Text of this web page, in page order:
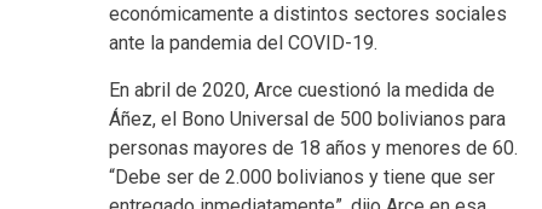
económicamente a distintos sectores sociales
ante la pandemia del COVID-19.
En abril de 2020, Arce cuestionó la medida de
Áñez, el Bono Universal de 500 bolivianos para
personas mayores de 18 años y menores de 60.
“Debe ser de 2.000 bolivianos y tiene que ser